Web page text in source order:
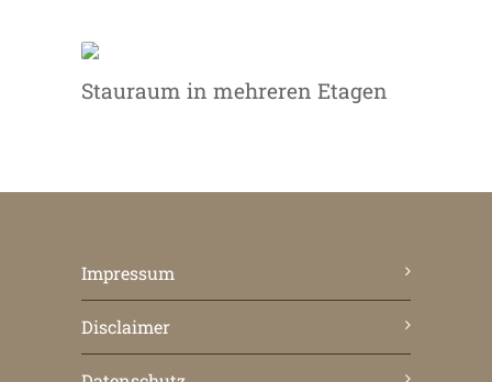
Stauraum in mehreren Etagen
Impressum
Disclaimer